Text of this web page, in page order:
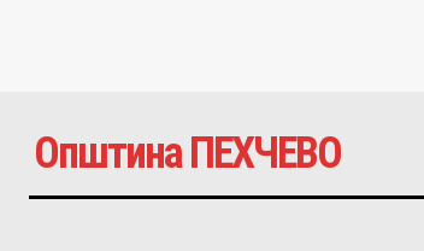
Општина ПЕХЧЕВО